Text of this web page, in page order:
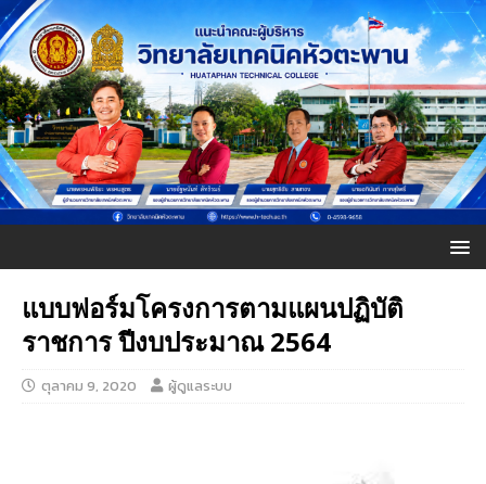
แบบฟอร์มโครงการตามแผนปฏิบัติ
ราชการ ปีงบประมาณ 2564
ตุลาคม 9, 2020 ผู้ดูแลระบบ